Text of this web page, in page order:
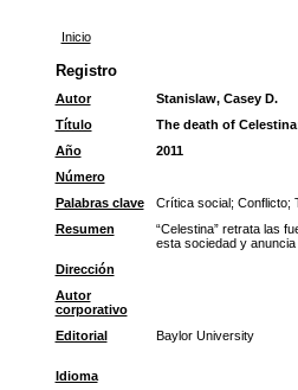
Inicio
Registro
Autor
Stanislaw, Casey D.
Título
The death of
Año
2011
Número
Palabras clave
Crítica social; Conflicto;
Resumen
“Celestina” retrata las
esta sociedad y
Dirección
Autor
corporativo
Editorial Baylor University
Idioma